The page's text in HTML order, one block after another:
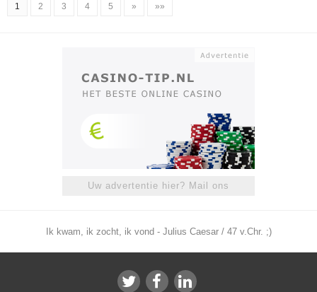
1 2 3 4 5 » »»
Uw advertentie hier? Mail ons
Ik kwam, ik zocht, ik vond - Julius Caesar / 47 v.Chr. ;)